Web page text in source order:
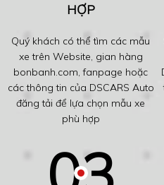
HỢP
Quý khách có thể tìm các mẫu
xe trên Website, gian hàng
bonbanh.com, fanpage hoặc
các thông tin của DSCARS Auto
đăng tải để lựa chọn mẫu xe
phù hợp